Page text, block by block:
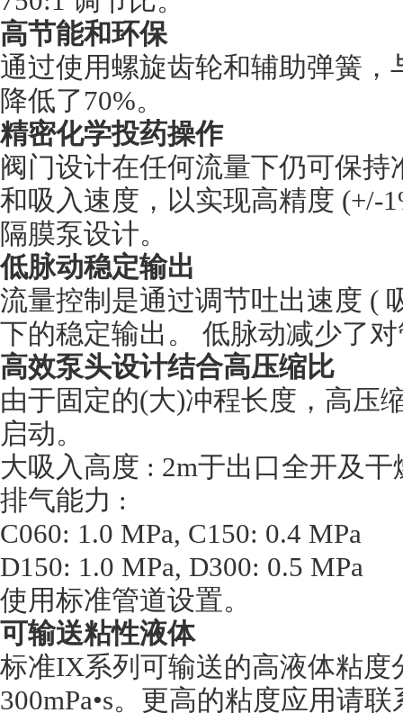
高节能和环保
通过使用螺旋齿轮和辅助弹簧
降低了70%。
精密化学投药操作
阀门设计在任何流量下仍可保持
和吸入速度，以实现高精度 (+/-
隔膜泵设计。
低脉动稳定输出
流量控制是通过调节吐出速度 (
下的稳定输出。 低脉动减少了
高效泵头设计结合高压缩比
由于固定的(大)冲程长度，高压
启动。
大吸入高度 : 2m于出口全开及
排气能力 :
C060: 1.0 MPa, C150: 0.4 MPa
D150: 1.0 MPa, D300: 0.5 MPa
使用标准管道设置。
可输送粘性液体
标准IX系列可输送的高液体粘度
300mPa•s。更高的粘度应用请联